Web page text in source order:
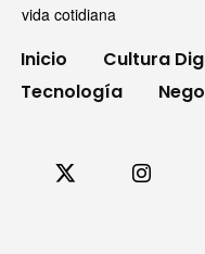
vida cotidiana
Inicio Cultura
Tecnología